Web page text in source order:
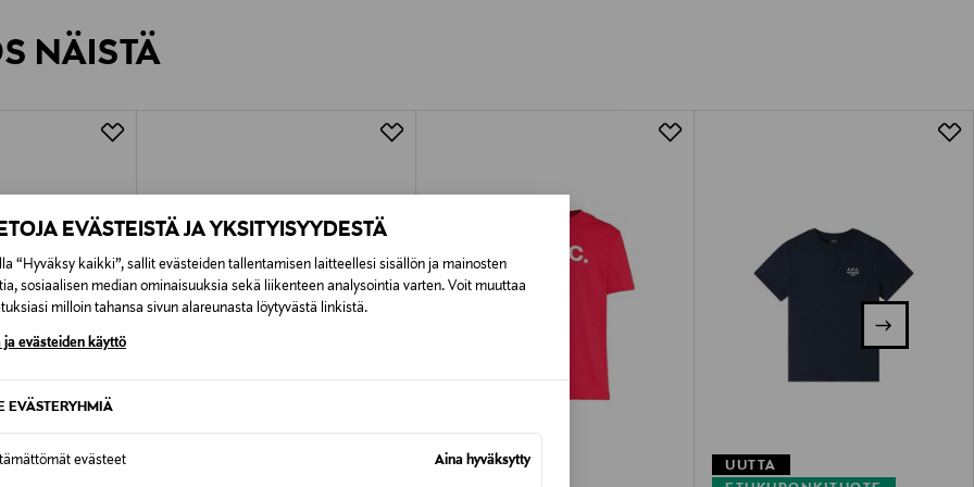
EVÄSTEISTÄ JA YKSITYISYYDESTÄ
“Hyväksy kaikki”, sallit evästeiden tallentamisen laitteellesi sisällön ja mainosten
sosiaalisen median ominaisuuksia sekä liikenteen analysointia varten. Voit muuttaa
milloin tahansa sivun alareunasta löytyvästä linkistä.
ja evästeiden käyttö
EVÄSTERYHMIÄ
evästeet Aina hyväksytty
Alk. 6,90 €, kun toimitus on saatavilla valittuun osoitteeseen.
NÄISTÄ
UUTTA